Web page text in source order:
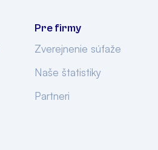
Pre firmy
Zverejnenie súťaže
Naše štatistiky
Partneri